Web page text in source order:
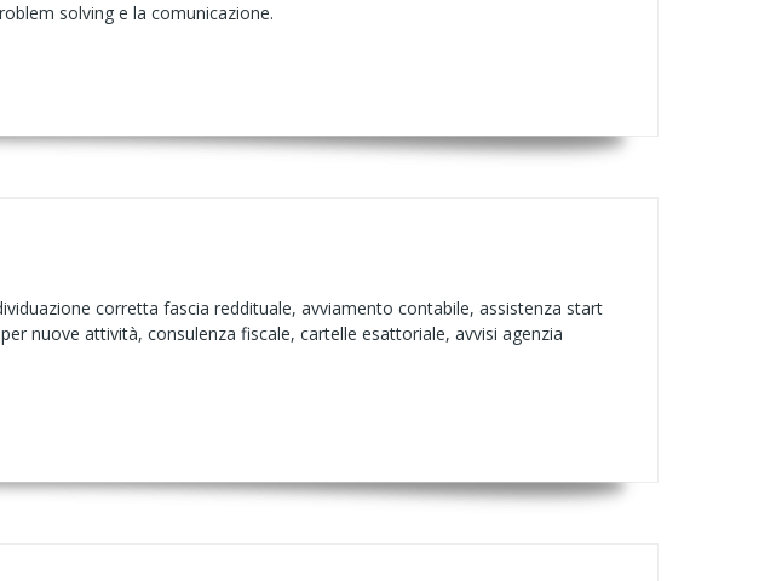
solving e la comunicazione.
corretta fascia reddituale, avviamento contabile, assistenza start
nuove attività, consulenza fiscale, cartelle esattoriale, avvisi agenzia